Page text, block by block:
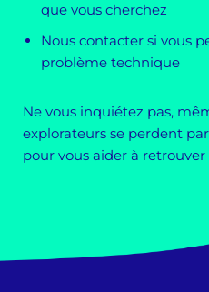
que vous cherchez
Nous contacter si vous
problème technique
Ne vous inquiétez pas,
explorateurs se perdent
pour vous aider à